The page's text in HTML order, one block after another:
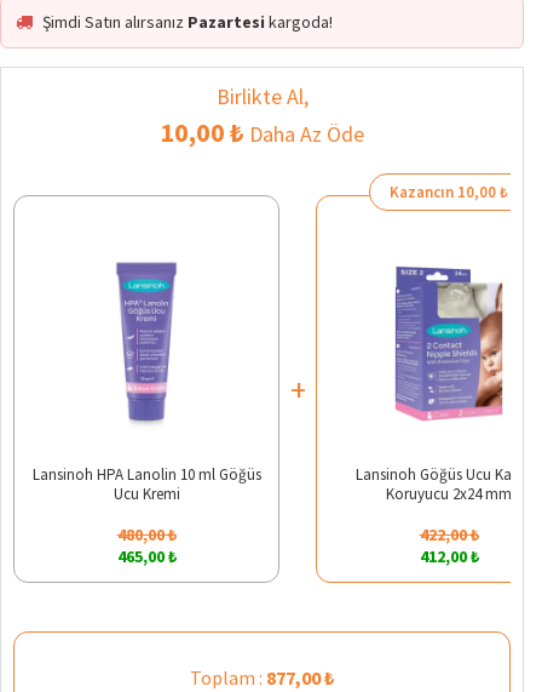
Şimdi Satın alırsanız Pazartesi kargoda!
Birlikte Al,
10,00 ₺ Daha Az Öde
Lansinoh HPA Lanolin 10 ml Göğüs
Ucu Kremi
480,00 ₺
465,00 ₺
+
Kazancın 10,00 ₺
Lansinoh Göğüs Ucu Kalkanı
Koruyucu 2x24 mm
422,00 ₺
412,00 ₺
Toplam : 877,00 ₺